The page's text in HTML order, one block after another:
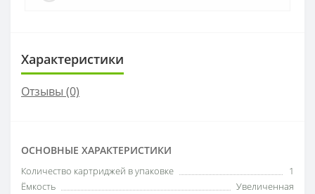
Характеристики
Отзывы (0)
ОСНОВНЫЕ ХАРАКТЕРИСТИКИ
Количество картриджей в упаковке
1
Ёмкость
Увеличенная